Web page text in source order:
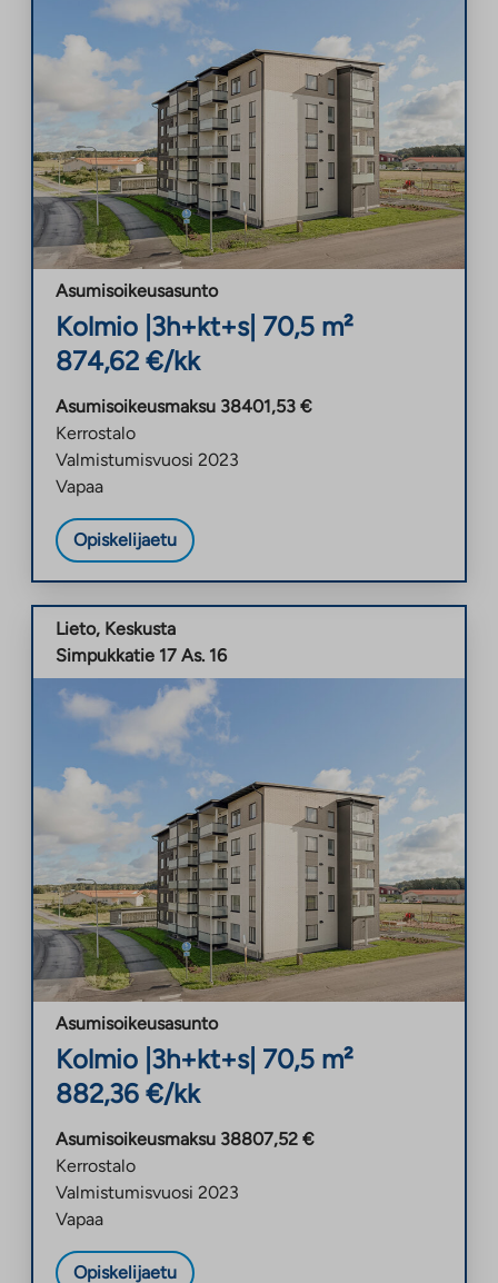
Asumisoikeusasunto
Kolmio 3h+kt+s| 70,5 m²
874,62 €/kk
Asumisoikeusmaksu 38401,53 €
Kerrostalo
Valmistumisvuosi 2023
Vapaa
Opiskelijaetu
Lieto, Keskusta
Simpukkatie 17 As. 16
Asumisoikeusasunto
Kolmio 3h+kt+s| 70,5 m²
882,36 €/kk
Asumisoikeusmaksu 38807,52 €
Kerrostalo
Valmistumisvuosi 2023
Vapaa
Opiskelijaetu